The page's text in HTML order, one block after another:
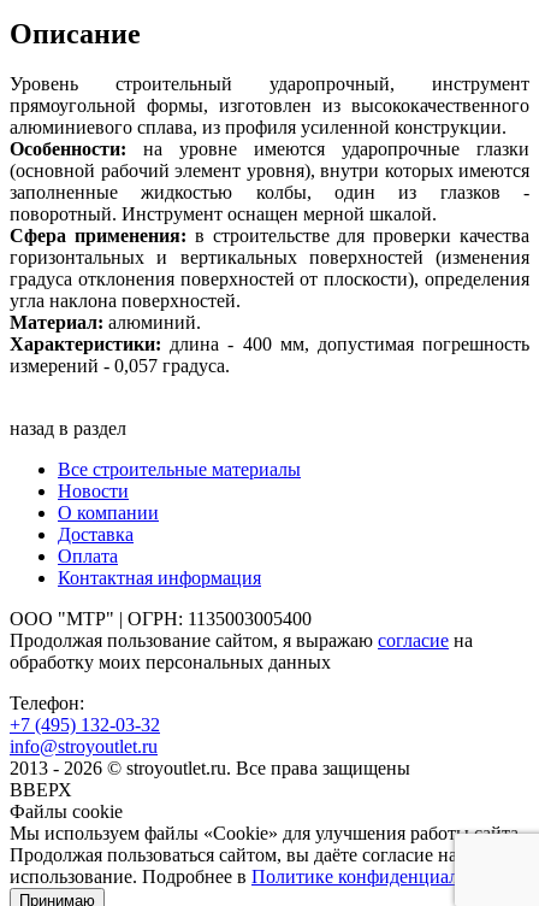
Описание
Уровень строительный ударопрочный, инструмент
прямоугольной формы, изготовлен из высококачественного
алюминиевого сплава, из профиля усиленной конструкции.
Особенности: на уровне имеются ударопрочные глазки
(основной рабочий элемент уровня), внутри которых имеются
заполненные жидкостью колбы, один из глазков -
поворотный. Инструмент оснащен мерной шкалой.
Сфера применения: в строительстве для проверки качества
горизонтальных и вертикальных поверхностей (изменения
градуса отклонения поверхностей от плоскости), определения
угла наклона поверхностей.
Материал: алюминий.
Характеристики: длина - 400 мм, допустимая погрешность
измерений - 0,057 градуса.
назад в раздел
Все строительные материалы
Новости
О компании
Доставка
Оплата
Контактная информация
ООО "МТР" | ОГРН: 1135003005400
Продолжая пользование сайтом, я выражаю согласие на
обработку моих персональных данных
Телефон:
+7 (495) 132-03-32
info@stroyoutlet.ru
2013 - 2026 © stroyoutlet.ru. Все права защищены
ВВЕРХ
Файлы cookie
Мы используем файлы «Cookie» для улучшения работы сайта.
Продолжая пользоваться сайтом, вы даёте согласие на их
использование. Подробнее в Политике конфиденциальности
Принимаю